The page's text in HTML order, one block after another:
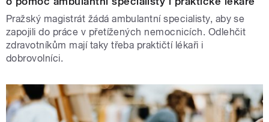
Pražský magistrát žádá ambulantní specialisty, aby se
zapojili do práce v přetížených nemocnicích. Odlehčit
zdravotníkům mají taky třeba praktičtí lékaři i
dobrovolníci.